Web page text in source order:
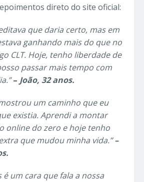
direto do site oficial:
que daria certo, mas em
ganhando mais do que no
CLT. Hoje, tenho liberdade de
passar mais tempo com
– João, 32 anos.
mostrou um caminho que eu
existia. Aprendi a montar
online do zero e hoje tenho
que mudou minha vida.”–
é um cara que fala a nossa